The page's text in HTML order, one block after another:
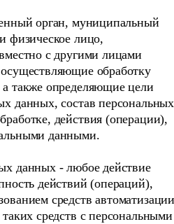
орган, муниципальный
физическое лицо,
с другими лицами
обработку
также определяющие цели
данных, состав персональных
действия (операции),
данными.
данных - любое действие
действий (операций),
средств
средств с персональными